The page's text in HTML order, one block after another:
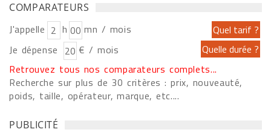
COMPARATEURS
J'appelle h
mn / mois
Je dépense
€ / mois
Retrouvez tous nos comparateurs complets...
Recherche sur plus de 30 critères : prix, nouveauté,
poids, taille, opérateur, marque, etc....
PUBLICITÉ